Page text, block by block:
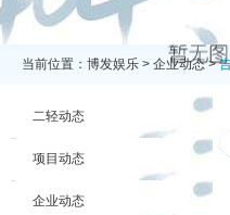
当前位置： 博发娱乐 > 企业动态>
二轻动态
项目动态
企业动态